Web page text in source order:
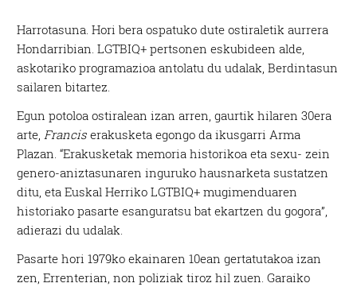
Harrotasuna. Hori bera ospatuko dute ostiraletik aurrera
Hondarribian. LGTBIQ+ pertsonen eskubideen alde,
askotariko programazioa antolatu du udalak, Berdintasun
sailaren bitartez.
Egun potoloa ostiralean izan arren, gaurtik hilaren 30era
arte, Francis erakusketa egongo da ikusgarri Arma
Plazan. “Erakusketak memoria historikoa eta sexu- zein
genero-aniztasunaren inguruko hausnarketa sustatzen
ditu, eta Euskal Herriko LGTBIQ+ mugimenduaren
historiako pasarte esanguratsu bat ekartzen du gogora”,
adierazi du udalak.
Pasarte hori 1979ko ekainaren 10ean gertatutakoa izan
zen, Errenterian, non poliziak tiroz hil zuen. Garaiko